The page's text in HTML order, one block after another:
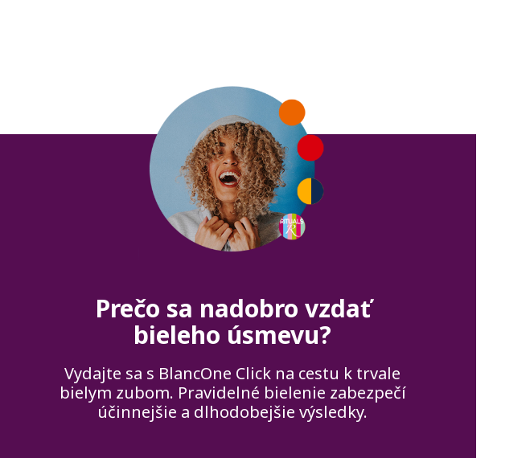
Prečo sa nadobro vzdať
bieleho úsmevu?
Vydajte sa s BlancOne Click na cestu k trvale
bielym zubom. Pravidelné bielenie zabezpečí
účinnejšie a dlhodobejšie výsledky.